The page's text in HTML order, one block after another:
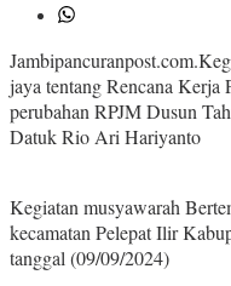
jaya tentang Rencana Kerja
perubahan RPJM Dusun
Datuk Rio Ari Hariyanto
Kegiatan musyawarah
kecamatan Pelepat Ilir
tanggal (09/09/2024)